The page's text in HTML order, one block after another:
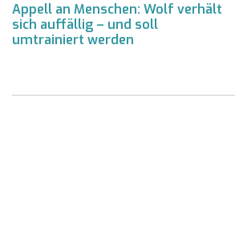
Appell an Menschen: Wolf verhält
sich auffällig – und soll
umtrainiert werden